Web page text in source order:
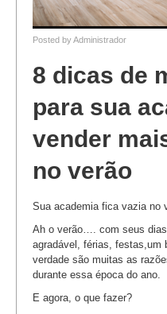
Posted byAdministrador
8 dicas de
para sua
vender
no verão
Sua academia fica vazia no
Ah o verão…. com seus
agradável, férias, festas,um
verdade são muitas as
durante essa época do ano.
E agora, o que fazer?